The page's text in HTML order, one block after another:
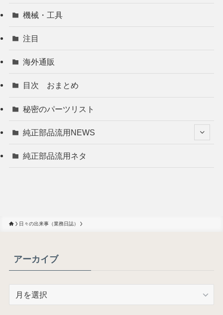
機械・工具
注目
海外通販
目次 おまとめ
秘密のパーツリスト
純正部品流用NEWS
純正部品流用ネタ
日々の出来事（業務日誌）
アーカイブ